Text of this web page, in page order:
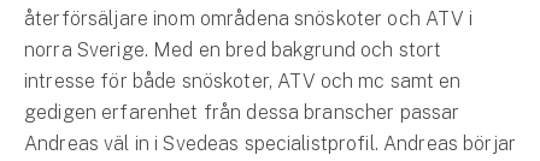
Hemförsäkring
Villaförsäkring
Bostadsrättsförsäkring
återförsäljare inom områdena snöskoter och ATV i
norra Sverige. Med en bred bakgrund och stort
intresse för både snöskoter, ATV och mc samt en
gedigen erfarenhet från dessa branscher passar
Andreas väl in i Svedeas specialistprofil. Andreas börjar